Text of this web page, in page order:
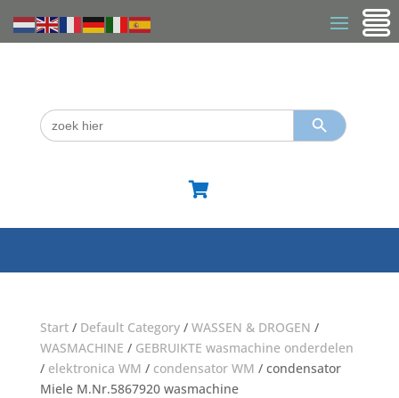
Zoek
naar:
Zoekknop

Start/ Default Category/ WASSEN & DROGEN /
WASMACHINE / GEBRUIKTE wasmachine onderdelen
/ elektronica WM / condensator WM / condensator
Miele M.Nr.5867920 wasmachine